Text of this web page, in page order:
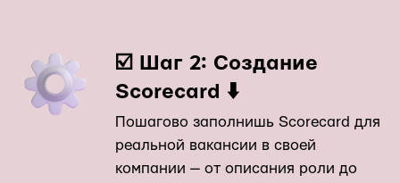
☑️ Шаг 2: Создание
Scorecard ⬇️
Пошагово заполнишь Scorecard для
реальной вакансии в своей
компании — от описания роли до